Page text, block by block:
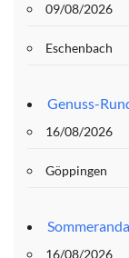
09/08/2026
Eschenbach
Genuss-
16/08/2026
Göppingen
16/08/2026